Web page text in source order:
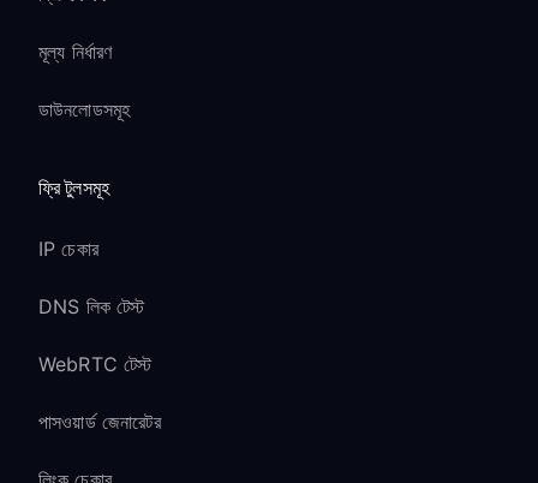
মূল্য নির্ধারণ
ডাউনলোডসমূহ
ফ্রি টুলসমূহ
IP চেকার
DNS লিক টেস্ট
WebRTC টেস্ট
পাসওয়ার্ড জেনারেটর